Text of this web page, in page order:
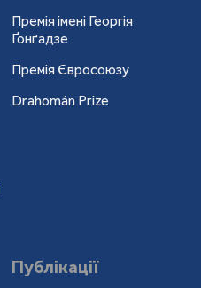
Премія імені Георгія
Ґонґадзе
Премія Євросоюзу
Drahomán Prize
Публікації